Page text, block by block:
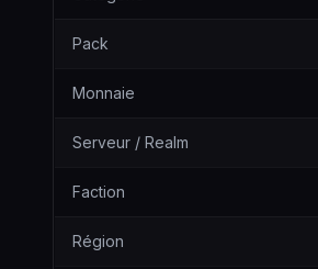
Pack
Monnaie
Serveur / Realm
Faction
Région